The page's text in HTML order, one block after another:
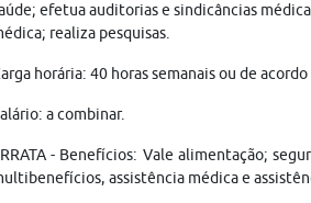
efetua auditorias e sindicâncias
realiza pesquisas.
horária: 40 horas semanais ou de
a combinar.
- Benefícios: Vale alimentação;
assistência médica e